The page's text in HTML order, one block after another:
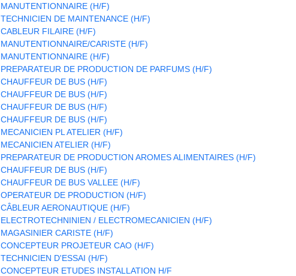
MANUTENTIONNAIRE (H/F)
TECHNICIEN DE MAINTENANCE (H/F)
CABLEUR FILAIRE (H/F)
MANUTENTIONNAIRE/CARISTE (H/F)
MANUTENTIONNAIRE (H/F)
PREPARATEUR DE PRODUCTION DE PARFUMS (H/F)
CHAUFFEUR DE BUS (H/F)
CHAUFFEUR DE BUS (H/F)
CHAUFFEUR DE BUS (H/F)
CHAUFFEUR DE BUS (H/F)
MECANICIEN PL ATELIER (H/F)
MECANICIEN ATELIER (H/F)
PREPARATEUR DE PRODUCTION AROMES ALIMENTAIRES (H/F)
CHAUFFEUR DE BUS (H/F)
CHAUFFEUR DE BUS VALLEE (H/F)
OPERATEUR DE PRODUCTION (H/F)
CÂBLEUR AERONAUTIQUE (H/F)
ELECTROTECHNINIEN / ELECTROMECANICIEN (H/F)
MAGASINIER CARISTE (H/F)
CONCEPTEUR PROJETEUR CAO (H/F)
TECHNICIEN D'ESSAI (H/F)
CONCEPTEUR ETUDES INSTALLATION H/F